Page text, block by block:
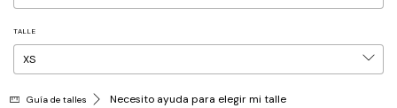
TALLE
Guía de talles Necesito ayuda para elegir mi talle